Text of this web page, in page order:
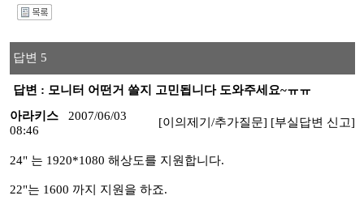
답변 5
답변 : 모니터 어떤거 쓸지 고민됩니다 도와주세요~ㅠㅠ
아라키스
2007/06/03
08:46
[이의제기/추가질문] [부실답변 신고]
24" 는 1920*1080 해상도를 지원합니다.
22"는 1600 까지 지원을 하죠.